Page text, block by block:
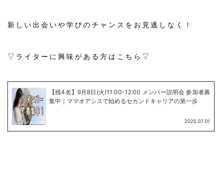
新しい出会いや学びのチャンスをお見逃しなく！
▽ライターに興味がある方はこちら▽